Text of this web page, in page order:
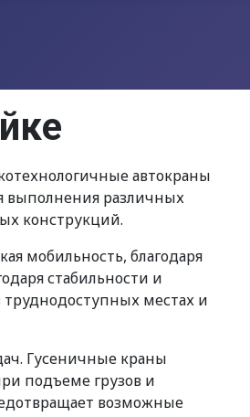
автокраны
выполнения различных
конструкций.
мобильность, благодаря
стабильности и
местах и
Гусеничные краны
подъеме грузов и
возможные